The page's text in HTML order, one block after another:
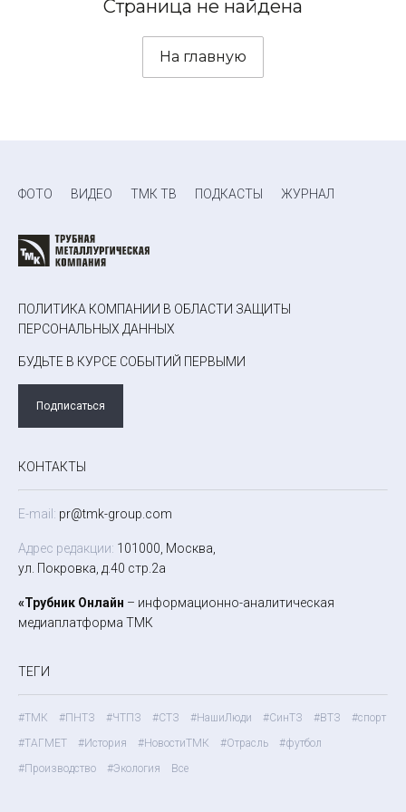
Страница не найдена
На главную
ФОТО ВИДЕО ТМК ТВ ПОДКАСТЫ ЖУРНАЛ
ПОЛИТИКА КОМПАНИИ В ОБЛАСТИ ЗАЩИТЫ
ПЕРСОНАЛЬНЫХ ДАННЫХ
БУДЬТЕ В КУРСЕ СОБЫТИЙ ПЕРВЫМИ
Подписаться
КОНТАКТЫ
E-mail: pr@tmk-group.com
Адрес редакции: 101000, Москва,
ул. Покровка, д.40 стр.2а
«Трубник Онлайн – информационно-аналитическая
медиаплатформа ТМК
ТЕГИ
#ТМК #ПНТЗ #ЧТПЗ #СТЗ #НашиЛюди #СинТЗ #ВТЗ
#спорт
#ТАГМЕТ
#История #НовостиТМК #Отрасль
#футбол
#Производство
#Экология Все